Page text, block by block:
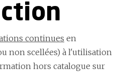
continues en
non scellées) à l'utilisation
hors catalogue sur